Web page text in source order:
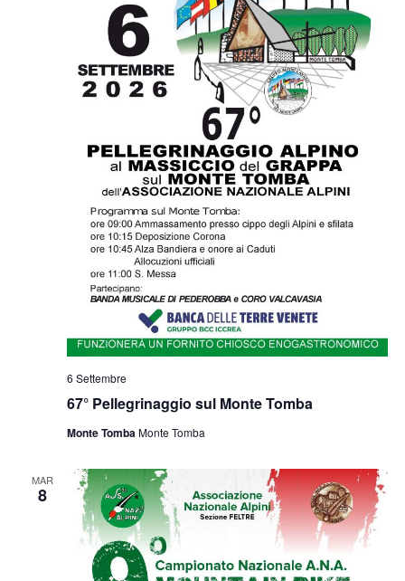
67° Pellegrinaggio sul Monte Tomba
6 Settembre
Monte TombaMonte Tomba
MAR
8